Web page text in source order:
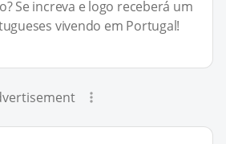
Se increva e logo receberá um
vivendo em Portugal!